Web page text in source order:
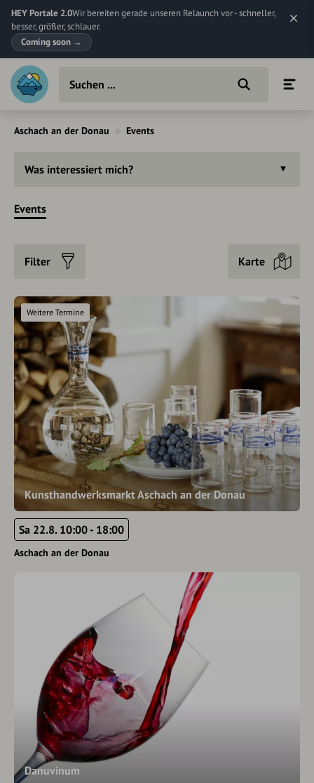
HEY Portale 2.0Wir bereiten gerade unseren Relaunch vor - schneller,
besser, größer, schlauer.
Coming soon →
Aschach an der Donau Events
Was interessiert mich?
Events
Filter Karte
Kunsthandwerksmarkt Aschach an der Donau
Weitere Termine
Sa 22.8. 10:00 - 18:00
Aschach an der Donau
Danuvinum